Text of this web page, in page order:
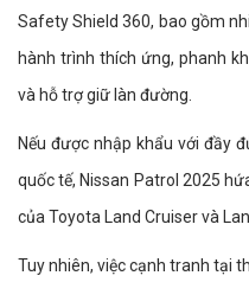
Safety Shield 360, bao gồm
hành trình thích ứng, phanh
và hỗ trợ giữ làn đường.
Nếu được nhập khẩu với đầy
quốc tế, Nissan Patrol 2025
của Toyota Land Cruiser và
Tuy nhiên, việc cạnh tranh tại